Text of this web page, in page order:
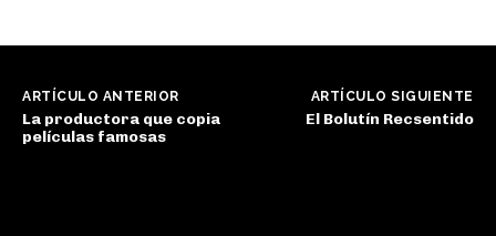
ARTÍCULO ANTERIOR
La productora que copia
películas famosas
ARTÍCULO SIGUIENTE
El Bolutín Recsentido